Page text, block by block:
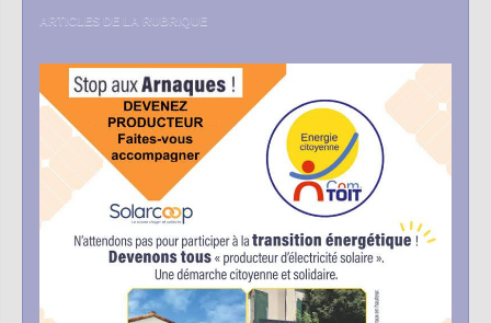
ARTICLES DE LA RUBRIQUE